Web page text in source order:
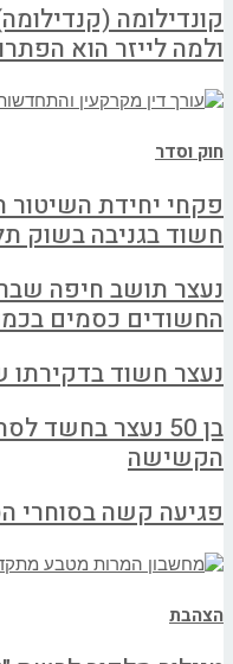
קונדילומה
ולמה לייזר הוא
חוק וסדר
פקחי יחידת השיטור
חשוד בגניבה בשוק
נעצר תושב חיפה
החשודים כסמים
נעצר חשוד בדקירתו של
בן 50 נעצר בחשד
הקשישה
פגיעה קשה בסוחרי
הצהבת